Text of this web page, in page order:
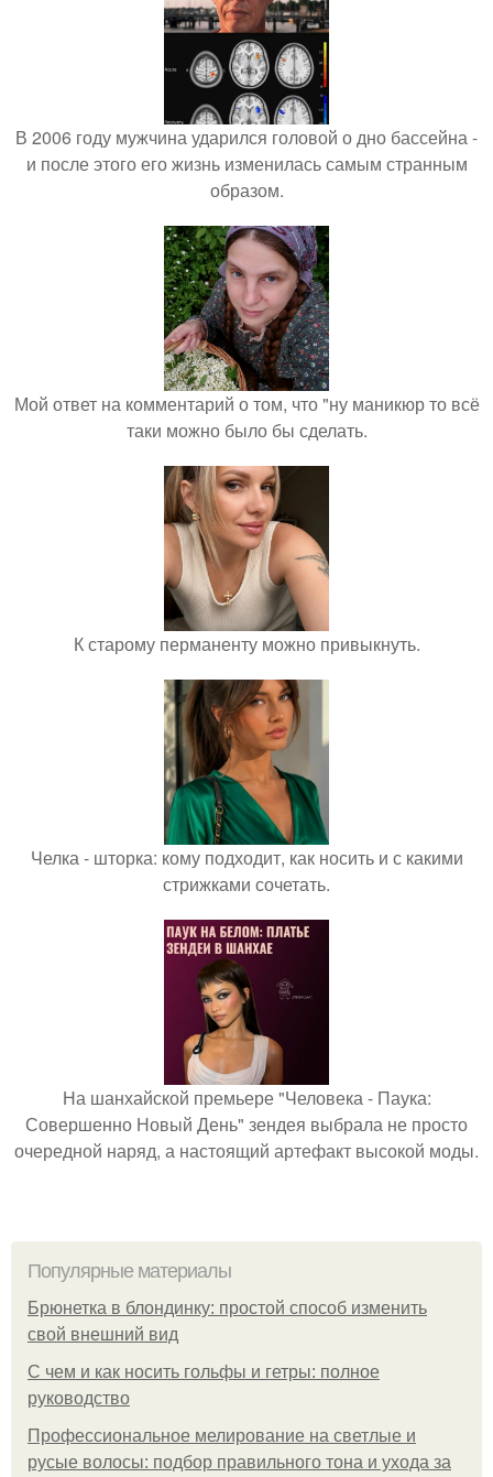
В 2006 году мужчина ударился головой о дно бассейна -
и после этого его жизнь изменилась самым странным
образом.
Мой ответ на комментарий о том, что "ну маникюр то всё
таки можно было бы сделать.
К старому перманенту можно привыкнуть.
Челка - шторка: кому подходит, как носить и с какими
стрижками сочетать.
На шанхайской премьере "Человека - Паука:
Совершенно Новый День" зендея выбрала не просто
очередной наряд, а настоящий артефакт высокой моды.
Популярные материалы
Брюнетка в блондинку: простой способ изменить
свой внешний вид
С чем и как носить гольфы и гетры: полное
руководство
Профессиональное мелирование на светлые и
русые волосы: подбор правильного тона и ухода за